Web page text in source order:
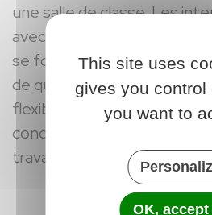
une salle de classe. Les
avec les enseignants et
se font par l’intermédiaire
de quiz ou de forums. Cela
flexibilité pour les étudiants,
concilier plus facilement
travail et leurs loisirs avec
This site uses
gives you control
you want to
OK, accept